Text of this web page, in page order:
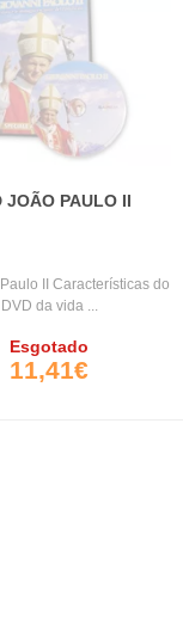
JOÃO PAULO II
II Características do
DVD da vida ...
Esgotado
11,41€